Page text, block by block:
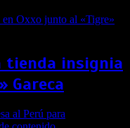
tienda insignia
Gareca